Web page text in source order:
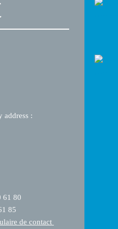
address :
61 80
85
de contact